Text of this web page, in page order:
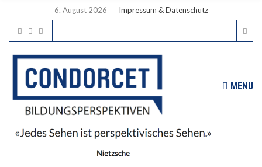
6. August 2026 Impressum & Datenschutz
MENU